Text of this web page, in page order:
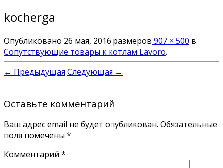
kocherga
Опубликовано 26 мая, 2016 размеров 907 × 500 в
Сопутствующие товары к котлам Lavoro.
← Предыдущая Следующая →
Оставьте комментарий
Ваш адрес email не будет опубликован. Обязательные
поля помечены *
Комментарий *